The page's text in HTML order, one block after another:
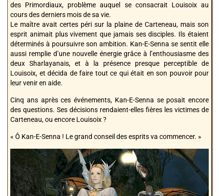
des Primordiaux, problème auquel se consacrait Louisoix au
cours des derniers mois de sa vie.
Le maître avait certes péri sur la plaine de Carteneau, mais son
esprit animait plus vivement que jamais ses disciples. Ils étaient
déterminés à poursuivre son ambition. Kan-E-Senna se sentit elle
aussi remplie d’une nouvelle énergie grâce à l’enthousiasme des
deux Sharlayanais, et à la présence presque perceptible de
Louisoix, et décida de faire tout ce qui était en son pouvoir pour
leur venir en aide.
Cinq ans après ces événements, Kan-E-Senna se posait encore
des questions. Ses décisions rendaient-elles fières les victimes de
Carteneau, ou encore Louisoix ?
« Ô Kan-E-Senna ! Le grand conseil des esprits va commencer. »